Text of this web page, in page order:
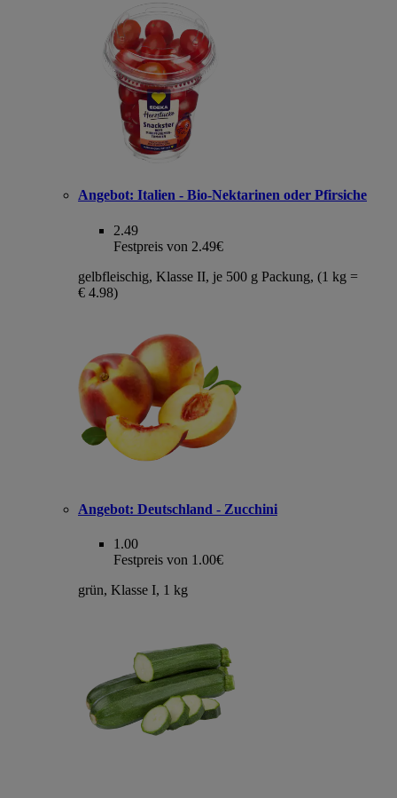
Angebot: Italien - Bio-Nektarinen oder Pfirsiche
2.49
Festpreis von 2.49€
gelbfleischig, Klasse II, je 500 g Packung, (1 kg =
€ 4.98)
Angebot: Deutschland - Zucchini
1.00
Festpreis von 1.00€
grün, Klasse I, 1 kg